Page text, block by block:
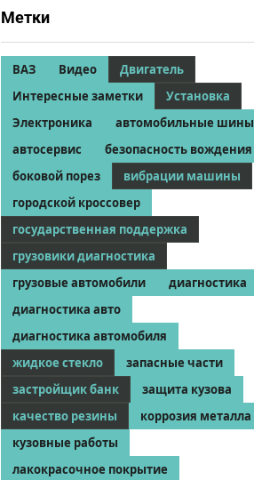
Метки
ВАЗ Видео
Двигатель
Интересные заметки
Установка
Электроника
автомобильные шины
автосервис
безопасность вождения
боковой порез
вибрации машины
городской кроссовер
государственная поддержка
грузовики диагностика
грузовые автомобили
диагностика
диагностика авто
диагностика автомобиля
жидкое стекло
запасные части
застройщик банк
защита кузова
качество резины
коррозия металла
кузовные работы
лакокрасочное покрытие